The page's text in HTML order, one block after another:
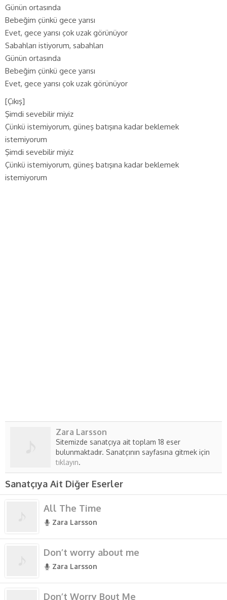
Günün ortasında
Bebeğim çünkü gece yarısı
Evet, gece yarısı çok uzak görünüyor
Sabahları istiyorum, sabahları
Günün ortasında
Bebeğim çünkü gece yarısı
Evet, gece yarısı çok uzak görünüyor
[Çıkış]
Şimdi sevebilir miyiz
Çünkü istemiyorum, güneş batışına kadar beklemek
istemiyorum
Şimdi sevebilir miyiz
Çünkü istemiyorum, güneş batışına kadar beklemek
istemiyorum
Zara Larsson
Sitemizde sanatçıya ait toplam 18 eser
bulunmaktadır. Sanatçının sayfasına gitmek için
tıklayın.
Sanatçıya Ait Diğer Eserler
All The Time
Zara Larsson
Don’t worry about me
Zara Larsson
Don’t Worry Bout Me